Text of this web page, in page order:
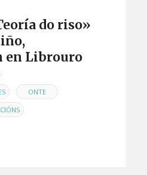
do riso»
en Librouro
, ONTE ,